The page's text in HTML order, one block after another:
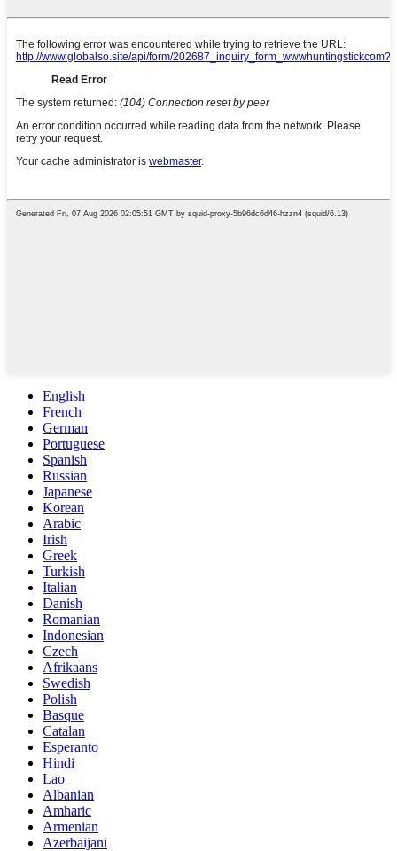
English
French
German
Portuguese
Spanish
Russian
Japanese
Korean
Arabic
Irish
Greek
Turkish
Italian
Danish
Romanian
Indonesian
Czech
Afrikaans
Swedish
Polish
Basque
Catalan
Esperanto
Hindi
Lao
Albanian
Amharic
Armenian
Azerbaijani